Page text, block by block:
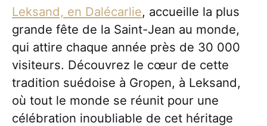
Leksand, en Dalécarlie, accueille la plus
grande fête de la Saint-Jean au monde,
qui attire chaque année près de 30 000
visiteurs. Découvrez le cœur de cette
tradition suédoise à Gropen, à Leksand,
où tout le monde se réunit pour une
célébration inoubliable de cet héritage